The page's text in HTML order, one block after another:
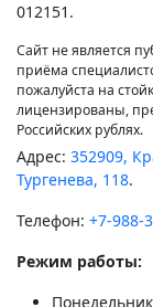
012151.
Сайт не является
приёма
пожалуйста на
лицензированы,
Российских рублях.
Адрес: 352909,
Тургенева, 118.
Телефон: +7-988-
Режим работы: